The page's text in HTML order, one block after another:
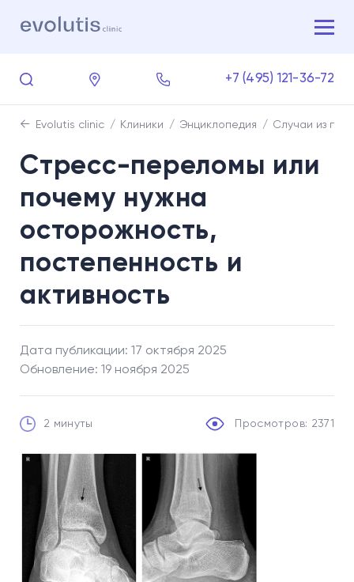
+7 (495) 121-36-72
Evolutis clinic Клиники Энциклопедия Случаи из
Стресс-переломы или
почему нужна
осторожность,
постепенность и
активность
Дата публикации: 17 октября 2025
Обновление: 19 ноября 2025
2 минуты Просмотров: 2371